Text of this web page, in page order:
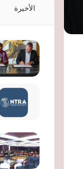
الأخيرة